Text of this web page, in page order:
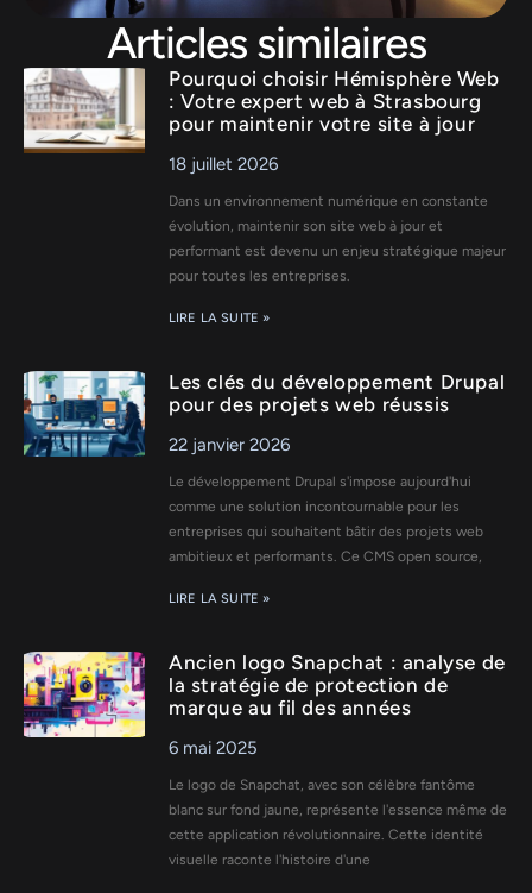
Articles similaires
Pourquoi choisir Hémisphère Web
: Votre expert web à Strasbourg
pour maintenir votre site à jour
18 juillet 2026
Dans un environnement numérique en constante
évolution, maintenir son site web à jour et
performant est devenu un enjeu stratégique majeur
pour toutes les entreprises.
LIRE LA SUITE »
Les clés du développement Drupal
pour des projets web réussis
22 janvier 2026
Le développement Drupal s'impose aujourd'hui
comme une solution incontournable pour les
entreprises qui souhaitent bâtir des projets web
ambitieux et performants. Ce CMS open source,
LIRE LA SUITE »
Ancien logo Snapchat : analyse de
la stratégie de protection de
marque au fil des années
6 mai 2025
Le logo de Snapchat, avec son célèbre fantôme
blanc sur fond jaune, représente l'essence même de
cette application révolutionnaire. Cette identité
visuelle raconte l'histoire d'une